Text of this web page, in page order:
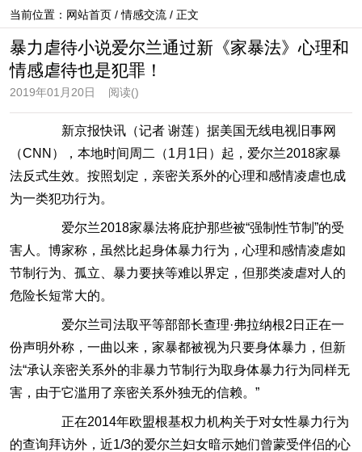
当前位置： 网站首页 /情感交流 / 正文
暴力虐待小说爱尔兰通过新《家暴法》心理和
情感虐待也是犯罪！
2019年01月20日 阅读()
新京报快讯（记者 谢莲）据美国无线电视旧事网
（CNN），本地时间周二（1月1日）起，爱尔兰2018家暴
法反式生效。按照划定，亲密关系外的心理和感情凌虐也成
为一类犯功行为。
爱尔兰2018家暴法将庇护那些被“强制性节制”的受
害人。博家称，虽然比起身体暴力行为，心理和感情凌虐如
节制行为、孤立、暴力要挟等难以界定，但那类凌虐对人的
危险长短常大的。
爱尔兰司法取平等部部长查理·弗拉纳根2日正在一
份声明外称，一曲以来，家暴都被视为只要身体暴力，但新
法“承认亲密关系外的非暴力节制行为取身体暴力行为同样无
害，由于它滥用了亲密关系外独无的信赖。”
正在2014年欧盟根基权力机构关于对女性暴力行为
的查询拜访外，近1/3的爱尔兰妇女暗示她们曾蒙受伴侣的心